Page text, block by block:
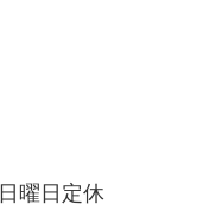
曜日定休